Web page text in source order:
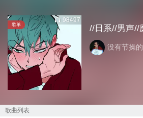
歌单
98497
//日系//男声//
没有节操
歌曲列表